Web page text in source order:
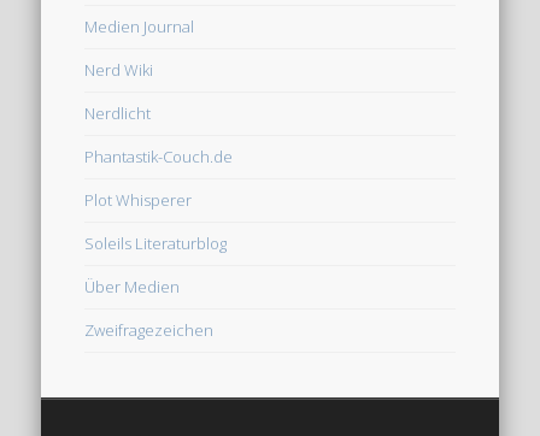
Medien Journal
Nerd Wiki
Nerdlicht
Phantastik-Couch.de
Plot Whisperer
Soleils Literaturblog
Über Medien
Zweifragezeichen